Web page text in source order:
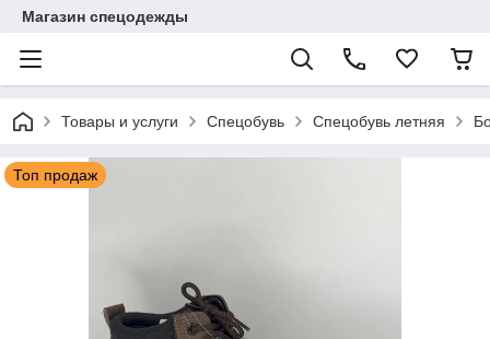
Магазин спецодежды
Товары и услуги Спецобувь Спецобувь летняя
Топ продаж